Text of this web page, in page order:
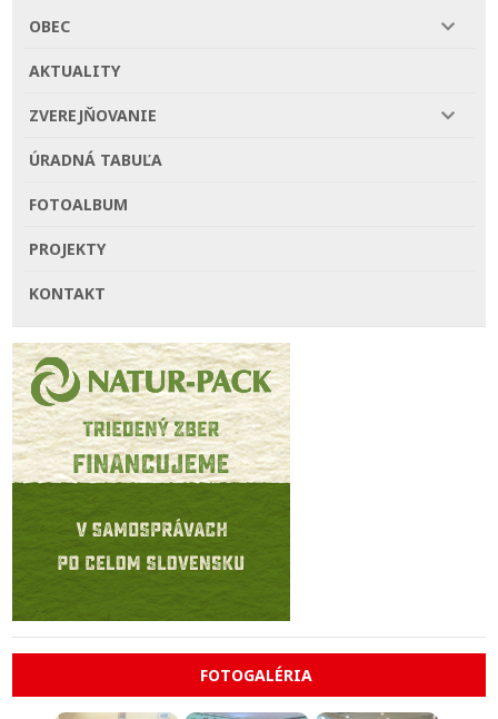
OBEC
AKTUALITY
ZVEREJŇOVANIE
ÚRADNÁ TABUĽA
FOTOALBUM
PROJEKTY
KONTAKT
FOTOGALÉRIA